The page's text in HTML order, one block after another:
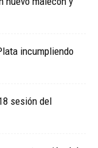
incumpliendo
sesión del